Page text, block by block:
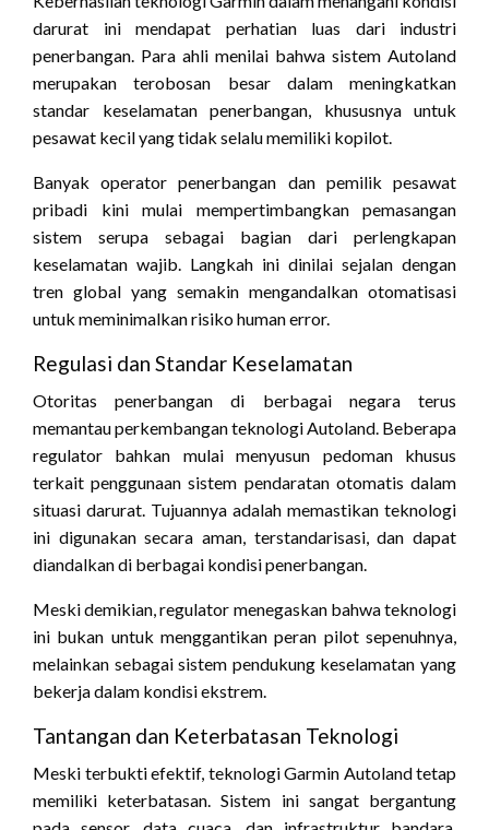
darurat ini mendapat perhatian luas dari industri
penerbangan. Para ahli menilai bahwa sistem Autoland
merupakan terobosan besar dalam meningkatkan
standar keselamatan penerbangan, khususnya untuk
pesawat kecil yang tidak selalu memiliki kopilot.
Banyak operator penerbangan dan pemilik pesawat
pribadi kini mulai mempertimbangkan pemasangan
sistem serupa sebagai bagian dari perlengkapan
keselamatan wajib. Langkah ini dinilai sejalan dengan
tren global yang semakin mengandalkan otomatisasi
untuk meminimalkan risiko human error.
Regulasi dan Standar Keselamatan
Otoritas penerbangan di berbagai negara terus
memantau perkembangan teknologi Autoland. Beberapa
regulator bahkan mulai menyusun pedoman khusus
terkait penggunaan sistem pendaratan otomatis dalam
situasi darurat. Tujuannya adalah memastikan teknologi
ini digunakan secara aman, terstandarisasi, dan dapat
diandalkan di berbagai kondisi penerbangan.
Meski demikian, regulator menegaskan bahwa teknologi
ini bukan untuk menggantikan peran pilot sepenuhnya,
melainkan sebagai sistem pendukung keselamatan yang
bekerja dalam kondisi ekstrem.
Tantangan dan Keterbatasan Teknologi
Meski terbukti efektif, teknologi Garmin Autoland tetap
memiliki keterbatasan. Sistem ini sangat bergantung